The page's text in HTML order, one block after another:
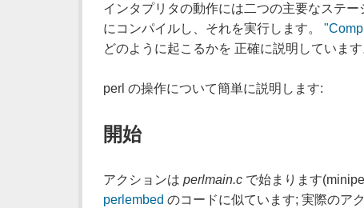
インタプリタの動作には二つの主要なステ
にコンパイルし、それを実行します。
どのように起こるかを 正確に説明しています
perl の操作について簡単に説明します:
開始
アクションは perlmain.cで始まります
perlembed のコードに似ています; 実際のア